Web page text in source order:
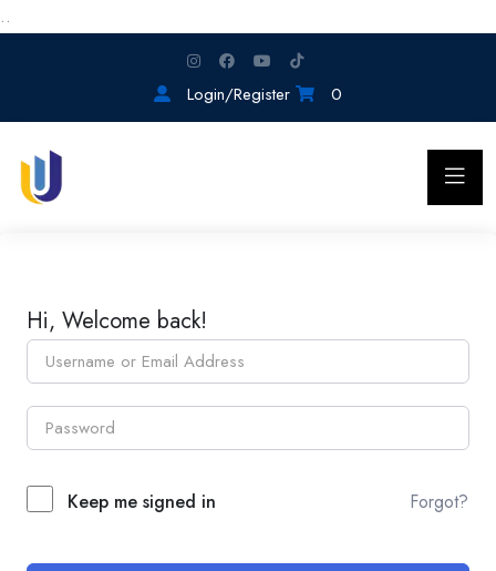
..
Login/Register 0
Hi, Welcome back!
Keep me signed in Forgot?